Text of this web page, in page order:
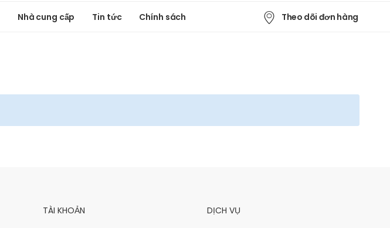
Nhà cung cấp Tin tức Chính sách Theo dõi đơn hàng
TÀI KHOẢN DỊCH VỤ